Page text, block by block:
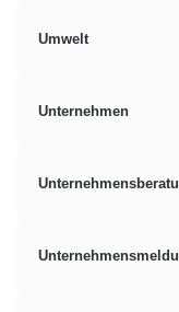
Umwelt
Unternehmen